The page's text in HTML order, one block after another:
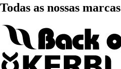
Todas as nossas marcas